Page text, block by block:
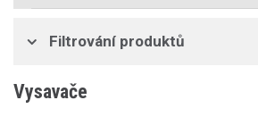
Filtrování produktů
Vysavače